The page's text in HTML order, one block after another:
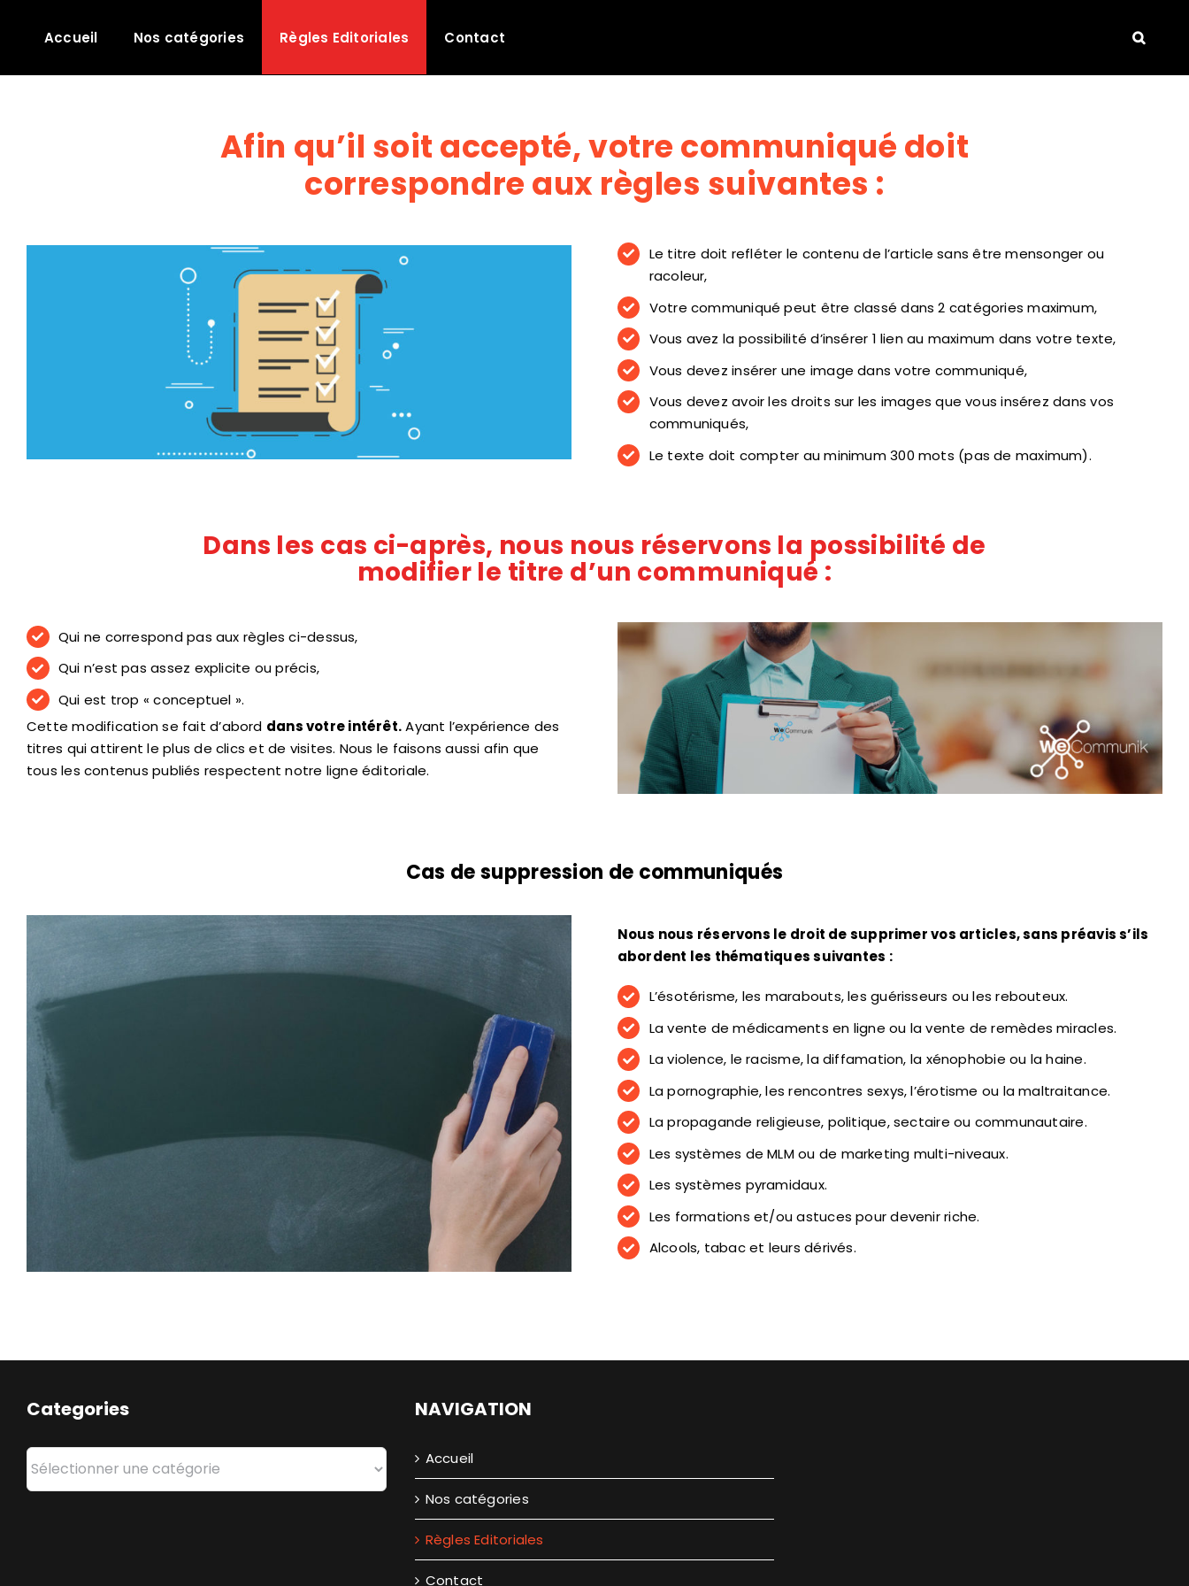
Accueil Nos catégories Règles Editoriales Contact
Afin qu’il soit accepté, votre communiqué doit
correspondre aux règles suivantes :
Le titre doit refléter le contenu de l’article sans être mensonger ou
racoleur,
Votre communiqué peut être classé dans 2 catégories maximum,
Vous avez la possibilité d’insérer 1 lien au maximum dans votre texte,
Vous devez insérer une image dans votre communiqué,
Vous devez avoir les droits sur les images que vous insérez dans vos
communiqués,
Le texte doit compter au minimum 300 mots (pas de maximum).
Dans les cas ci-après, nous nous réservons la possibilité de
modifier le titre d’un communiqué :
Qui ne correspond pas aux règles ci-dessus,
Qui n’est pas assez explicite ou précis,
Qui est trop « conceptuel ».
Cette modification se fait d’abord dans votre intérêt.Ayant l’expérience des
titres qui attirent le plus de clics et de visites. Nous le faisons aussi afin que
tous les contenus publiés respectent notre ligne éditoriale.
Cas de suppression de communiqués
Nous nous réservons le droit de supprimer vos articles, sans préavis s’ils
abordent les thématiques suivantes :
L’ésotérisme, les marabouts, les guérisseurs ou les rebouteux.
La vente de médicaments en ligne ou la vente de remèdes miracles.
La violence, le racisme, la diffamation, la xénophobie ou la haine.
La pornographie, les rencontres sexys, l’érotisme ou la maltraitance.
La propagande religieuse, politique, sectaire ou communautaire.
Les systèmes de MLM ou de marketing multi-niveaux.
Les systèmes pyramidaux.
Les formations et/ou astuces pour devenir riche.
Alcools, tabac et leurs dérivés.
Categories
Categories
NAVIGATION
Accueil
Nos catégories
Règles Editoriales
Contact